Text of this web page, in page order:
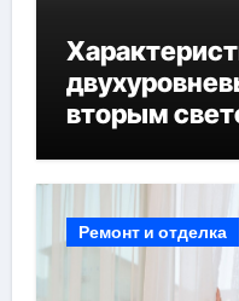
вторым
Ремонт и отделка